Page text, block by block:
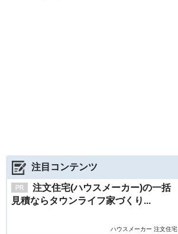
注目コンテンツ
注文住宅(ハウスメーカー)の一括
見積ならタウンライフ家づくり...
ハウスメーカー 注文住宅